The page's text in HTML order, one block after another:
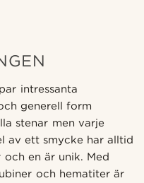
intressanta
generell form
stenar men varje
av ett smycke har alltid
en är unik. Med
och hematiter är